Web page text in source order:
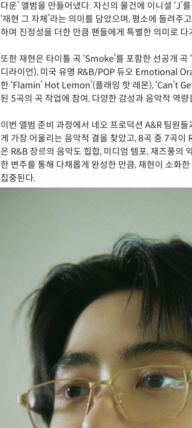
다운’ 앨범을 만들어냈다. 자신의 물건에 이니셜 ‘J’
‘재현 그 자체’라는 의미를 담았으며, 평소에 들려주
하며 진정성을 더한 만큼 팬들에게 특별한 의미로 다
또한 재현은 타이틀 곡 ‘Smoke’를 포함한 선공개 곡
디라이언), 미국 유명 R&B/POP 듀오 Emotional
한 ‘Flamin’ Hot Lemon’(플래밍 핫 레몬), ‘Can’t
된 5곡의 곡 작업에 참여, 다양한 감성과 음악적 역
이번 앨범 준비 과정에서 네오 프로덕션 A&R 팀원
게 가장 어울리는 음악적 결을 찾았고, 8곡 중 7곡이
은 R&B 장르의 음악도 힙합, 미디엄 템포, 재즈풍의
한 변주를 통해 다채롭게 완성한 만큼, 재현이 소화
집중된다.